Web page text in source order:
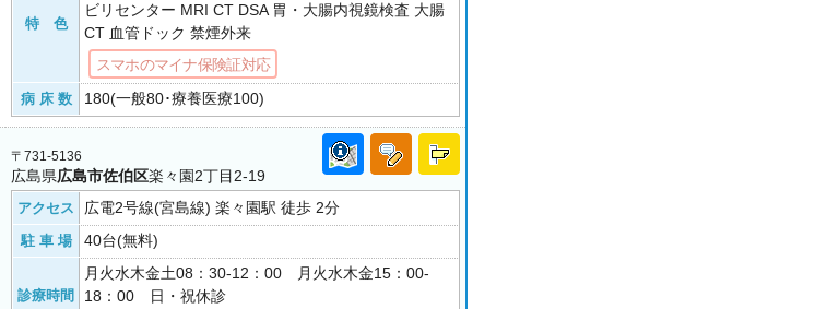
特 色
ビリセンター MRI CT DSA 胃・大腸内視鏡検査 大腸
CT 血管ドック 禁煙外来
スマホのマイナ保険証対応
病 床 数 180(一般80･療養医療100)
〒731-5136
広島県広島市佐伯区楽々園2丁目2-19
アクセス 広電2号線(宮島線) 楽々園駅 徒歩 2分
駐 車 場 40台(無料)
診療時間
月火水木金土08：30-12：00 月火水木金15：00-
18：00 日・祝休診